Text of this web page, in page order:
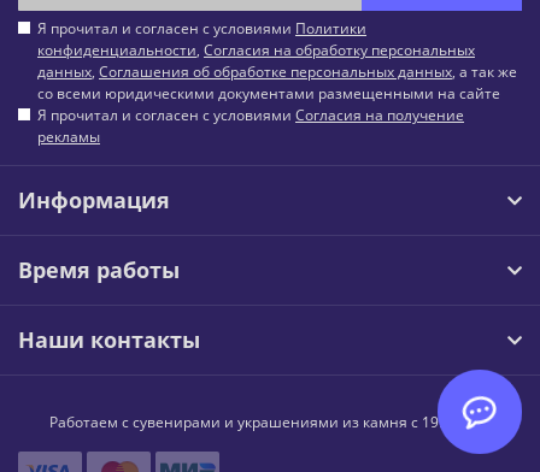
Я прочитал и согласен с условиями Политики
конфиденциальности, Согласия на обработку персональных
данных, Соглашения об обработке персональных данных, а так же
со всеми юридическими документами размещенными на сайте
Я прочитал и согласен с условиями Согласия на получение
рекламы
Информация
Время работы
Наши контакты
Работаем с сувенирами и украшениями из камня с 1997 года